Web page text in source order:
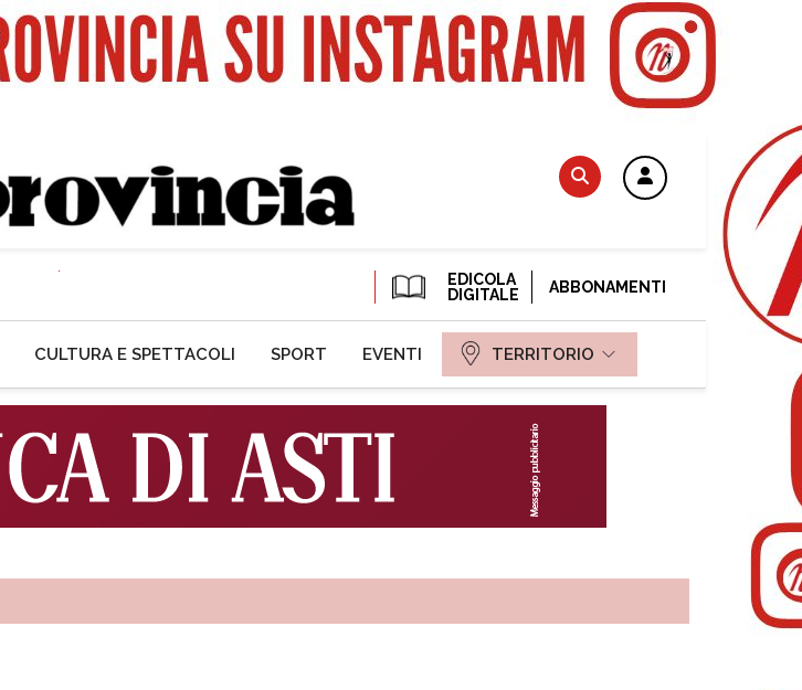
EDICOLA
DIGITALE
ABBONAMENTI
CULTURA E SPETTACOLI SPORT EVENTI TERRITORIO